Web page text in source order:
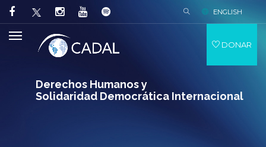
Derechos Humanos y
Solidaridad Democrática Internacional
ENGLISH
DONAR